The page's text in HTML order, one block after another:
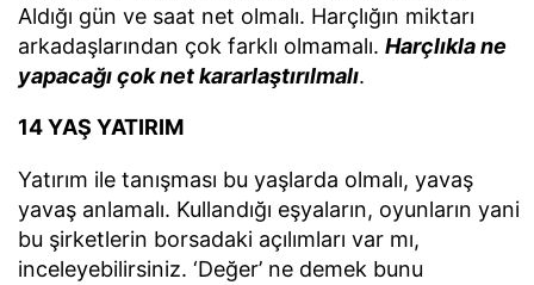
Aldığı gün ve saat net olmalı. Harçlığın miktarı
arkadaşlarından çok farklı olmamalı. Harçlıkla ne
yapacağı çok net kararlaştırılmalı.
14 YAŞ YATIRIM
Yatırım ile tanışması bu yaşlarda olmalı, yavaş
yavaş anlamalı. Kullandığı eşyaların, oyunların yani
bu şirketlerin borsadaki açılımları var mı,
inceleyebilirsiniz. ‘Değer’ ne demek bunu